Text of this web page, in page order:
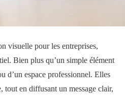
visuelle pour les entreprises,
Bien plus qu’un simple élément
d’un espace professionnel. Elles
tout en diffusant un message clair,